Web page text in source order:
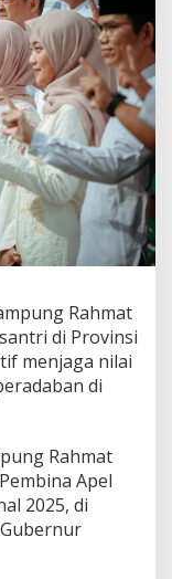
Rahmat
di Provinsi
menjaga nilai
di
Rahmat
Apel
2025, di